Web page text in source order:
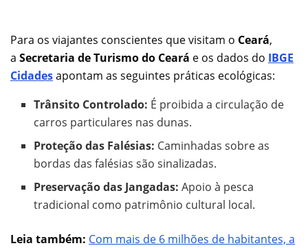
Para os viajantes conscientes que visitam o Ceará,
a Secretaria de Turismo do Ceará e os dados do IBGE
Cidadesapontam as seguintes práticas ecológicas:
Trânsito Controlado: É proibida a circulação de
carros particulares nas dunas.
Proteção das Falésias: Caminhadas sobre as
bordas das falésias são sinalizadas.
Preservação das Jangadas: Apoio à pesca
tradicional como patrimônio cultural local.
Leia também: Com mais de 6 milhões de habitantes, a